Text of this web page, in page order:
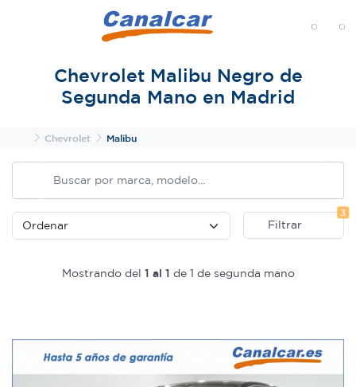
Chevrolet Malibu Negro de
Segunda Mano en Madrid
InicioChevrolet Malibu
Filtrar
3
Mostrando del 1 al 1 de 1 de segunda mano